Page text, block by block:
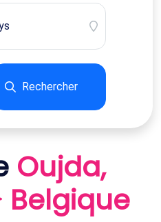
Rechercher
Oujda,